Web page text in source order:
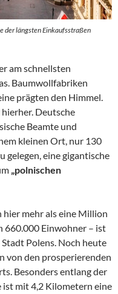
der längsten Einkaufsstraßen
am schnellsten
Baumwollfabriken
prägten den Himmel.
Deutsche
Beamte und
kleinen Ort, nur 130
gelegen, eine gigantische
„polnischen
mehr als eine Million
660.000 Einwohner – ist
Polens. Noch heute
von den prosperierenden
Besonders entlang der
mit 4,2 Kilometern eine